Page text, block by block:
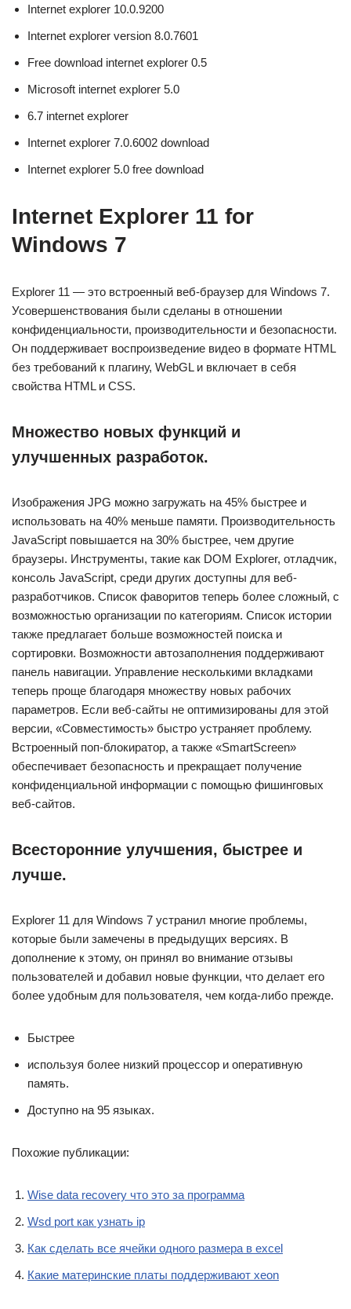
Internet explorer 10.0.9200
Internet explorer version 8.0.7601
Free download internet explorer 0.5
Microsoft internet explorer 5.0
6.7 internet explorer
Internet explorer 7.0.6002 download
Internet explorer 5.0 free download
Internet Explorer 11 for
Windows 7
Explorer 11 — это встроенный веб-браузер для Windows 7.
Усовершенствования были сделаны в отношении
конфиденциальности, производительности и безопасности.
Он поддерживает воспроизведение видео в формате HTML
без требований к плагину, WebGL и включает в себя
свойства HTML и CSS.
Множество новых функций и
улучшенных разработок.
Изображения JPG можно загружать на 45% быстрее и
использовать на 40% меньше памяти. Производительность
JavaScript повышается на 30% быстрее, чем другие
браузеры. Инструменты, такие как DOM Explorer, отладчик,
консоль JavaScript, среди других доступны для веб-
разработчиков. Список фаворитов теперь более сложный, с
возможностью организации по категориям. Список истории
также предлагает больше возможностей поиска и
сортировки. Возможности автозаполнения поддерживают
панель навигации. Управление несколькими вкладками
теперь проще благодаря множеству новых рабочих
параметров. Если веб-сайты не оптимизированы для этой
версии, «Совместимость» быстро устраняет проблему.
Встроенный поп-блокиратор, а также «SmartScreen»
обеспечивает безопасность и прекращает получение
конфиденциальной информации с помощью фишинговых
веб-сайтов.
Всесторонние улучшения, быстрее и
лучше.
Explorer 11 для Windows 7 устранил многие проблемы,
которые были замечены в предыдущих версиях. В
дополнение к этому, он принял во внимание отзывы
пользователей и добавил новые функции, что делает его
более удобным для пользователя, чем когда-либо прежде.
Быстрее
используя более низкий процессор и оперативную
память.
Доступно на 95 языках.
Похожие публикации:
Wise data recovery что это за программа
Wsd port как узнать ip
Как сделать все ячейки одного размера в excel
Какие материнские платы поддерживают xeon